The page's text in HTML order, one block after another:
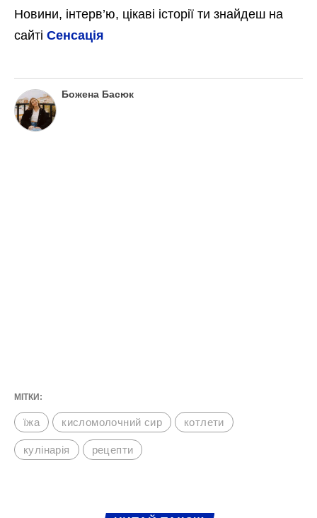
Новини, інтерв’ю, цікаві історії ти знайдеш на
сайті Сенсація
Божена Басюк
МІТКИ:
їжа кисломолочний сир котлети
кулінарія рецепти